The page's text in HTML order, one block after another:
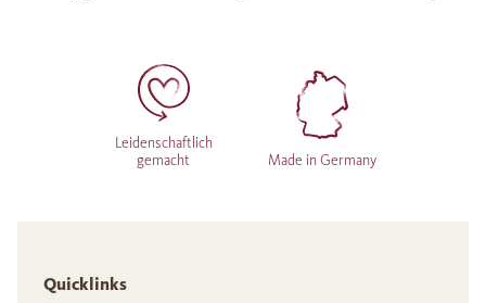
Leidenschaftlich
gemacht
Made in Germany
Quicklinks